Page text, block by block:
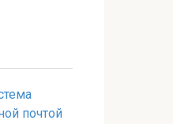
почтой